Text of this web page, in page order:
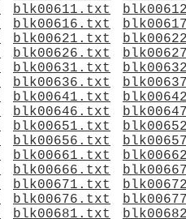
blk00611.txt
blk00616.txt
blk00621.txt
blk00626.txt
blk00631.txt
blk00636.txt
blk00641.txt
blk00646.txt
blk00651.txt
blk00656.txt
blk00661.txt
blk00666.txt
blk00671.txt
blk00676.txt
blk00681.txt